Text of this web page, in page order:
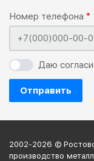
Номер телефона
Даю
Отправить
2002-2026 ©
производство